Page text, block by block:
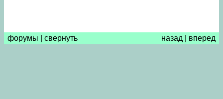
форумы свернуть назад вперед